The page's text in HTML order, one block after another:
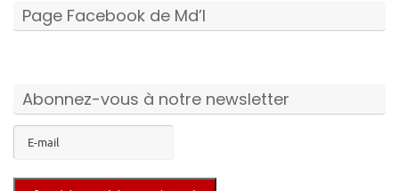
Page Facebook de Md’I
Abonnez-vous à notre newsletter